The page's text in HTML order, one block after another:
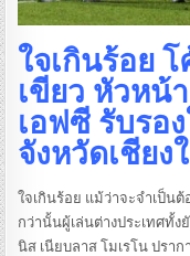
ใจเกินร้อย
เขียว หัวหน้
เอฟซี รับรอ
จังหวัดเชีย
ใจเกินร้อย แม้ว่าจะจำเป็น
กว่านั้นผู้เล่นต่างประเทศทั้
นิส เนียบลาส โมเรโน ปรา